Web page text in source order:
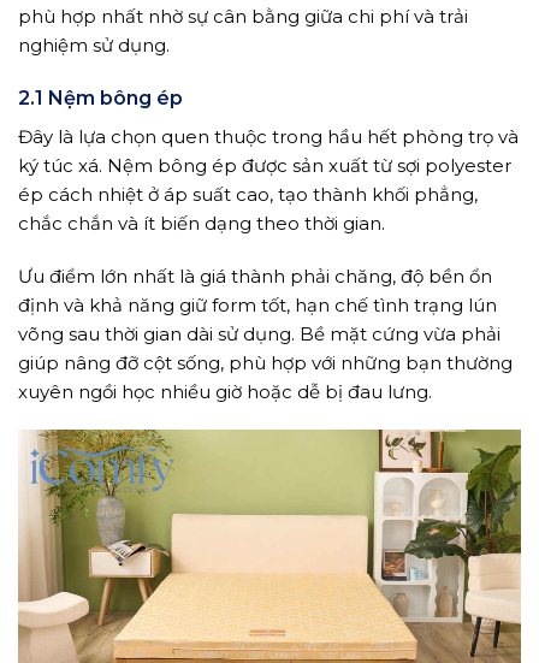
phù hợp nhất nhờ sự cân bằng giữa chi phí và trải
nghiệm sử dụng.
2.1 Nệm bông ép
Đây là lựa chọn quen thuộc trong hầu hết phòng trọ và
ký túc xá. Nệm bông ép được sản xuất từ sợi polyester
ép cách nhiệt ở áp suất cao, tạo thành khối phẳng,
chắc chắn và ít biến dạng theo thời gian.
Ưu điểm lớn nhất là giá thành phải chăng, độ bền ổn
định và khả năng giữ form tốt, hạn chế tình trạng lún
võng sau thời gian dài sử dụng. Bề mặt cứng vừa phải
giúp nâng đỡ cột sống, phù hợp với những bạn thường
xuyên ngồi học nhiều giờ hoặc dễ bị đau lưng.